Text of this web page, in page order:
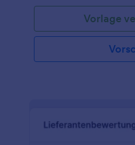
dieses Formular in eine
Zahlungsmethoden von
PayPal, Stripe und
für Schulungen, Kurse
anpassbar, sodass Sie alle
Vorlage